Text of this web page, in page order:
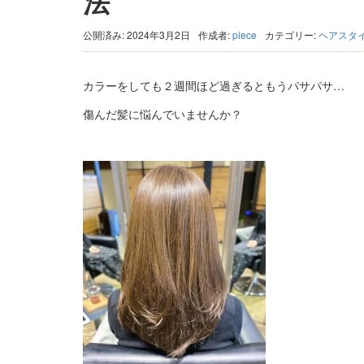
公開済み: 2024年3月2日 作成者:piece カテゴリー:ヘアスタ
カラーをしても２週間ほど過ぎるともうパサパサ…
傷んだ髪に悩んでいませんか？